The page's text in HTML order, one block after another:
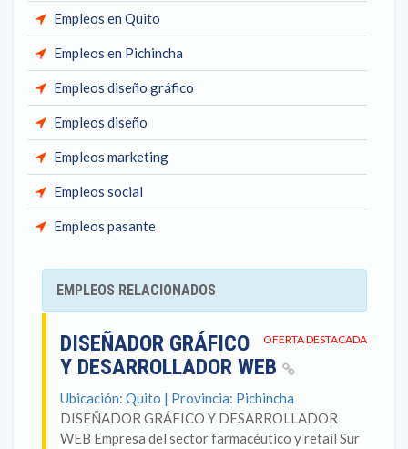
Empleos en Quito
Empleos en Pichincha
Empleos diseño gráfico
Empleos diseño
Empleos marketing
Empleos social
Empleos pasante
EMPLEOS RELACIONADOS
OFERTA DESTACADA
DISEÑADOR GRÁFICO
Y DESARROLLADOR WEB
Ubicación: Quito | Provincia: Pichincha
DISEÑADOR GRÁFICO Y DESARROLLADOR
WEB Empresa del sector farmacéutico y retail Sur